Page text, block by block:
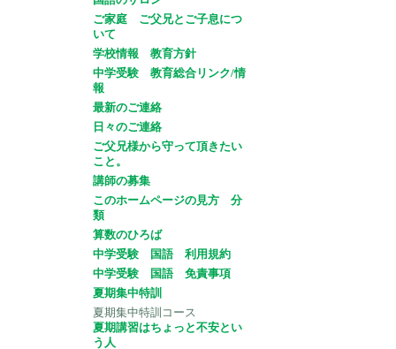
ご家庭 ご父兄とご子息につ
いて
学校情報 教育方針
中学受験 教育総合リンク/情
報
最新のご連絡
日々のご連絡
ご父兄様から守って頂きたい
こと。
講師の募集
このホームページの見方 分
類
算数のひろば
中学受験 国語 利用規約
中学受験 国語 免責事項
夏期集中特訓
夏期集中特訓コース
夏期講習はちょっと不安とい
う人